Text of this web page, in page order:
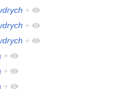
+
+
+
+
+
+